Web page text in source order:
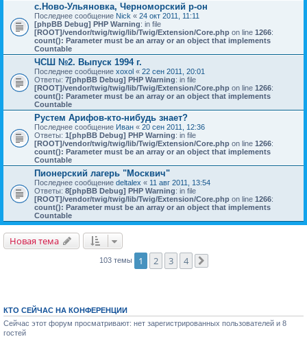
с.Ново-Ульяновка, Черноморский р-он
Последнее сообщение Nick « 24 окт 2011, 11:11
[phpBB Debug] PHP Warning: in file
[ROOT]/vendor/twig/twig/lib/Twig/Extension/Core.php on line 1266:
count(): Parameter must be an array or an object that implements
Countable
ЧСШ №2. Выпуск 1994 г.
Последнее сообщение xoxol « 22 сен 2011, 20:01
Ответы: 7[phpBB Debug] PHP Warning: in file
[ROOT]/vendor/twig/twig/lib/Twig/Extension/Core.php on line 1266:
count(): Parameter must be an array or an object that implements
Countable
Рустем Арифов-кто-нибудь знает?
Последнее сообщение Иван « 20 сен 2011, 12:36
Ответы: 1[phpBB Debug] PHP Warning: in file
[ROOT]/vendor/twig/twig/lib/Twig/Extension/Core.php on line 1266:
count(): Parameter must be an array or an object that implements
Countable
Пионерский лагерь "Москвич"
Последнее сообщение deltalex « 11 авг 2011, 13:54
Ответы: 8[phpBB Debug] PHP Warning: in file
[ROOT]/vendor/twig/twig/lib/Twig/Extension/Core.php on line 1266:
count(): Parameter must be an array or an object that implements
Countable
Новая тема
103 темы 1 2 3 4
КТО СЕЙЧАС НА КОНФЕРЕНЦИИ
Сейчас этот форум просматривают: нет зарегистрированных пользователей и 8
гостей